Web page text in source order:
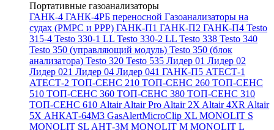
Портативные газоанализаторы
ГАНК-4 ГАНК-4РБ переносной Газоанализаторы на
судах (РМРС и РРР) ГАНК-П1 ГАНК-П2 ГАНК-П4 Testo
315-4 Testo 330-1 LL Testo 330-2 LL Testo 338 Testo 340
Testo 350 (управляющий модуль) Testo 350 (блок
анализатора) Testo 320 Testo 535 Лидер 01 Лидер 02
Лидер 021 Лидер 04 Лидер 041 ГАНК-П5 АТЕСТ-1
АТЕСТ-2 ТОП-СЕНС 210 ТОП-СЕНС 260 ТОП-СЕНС
510 ТОП-СЕНС 360 ТОП-СЕНС 380 ТОП-СЕНС 310
ТОП-СЕНС 610 AltairAltair Pro Altair 2X Altair 4XR Altair
5X АНКАТ-64М3 GasAlertMicroClip XL MONOLIT S
MONOLIT SL АНТ-3М MONOLIT M MONOLIT L